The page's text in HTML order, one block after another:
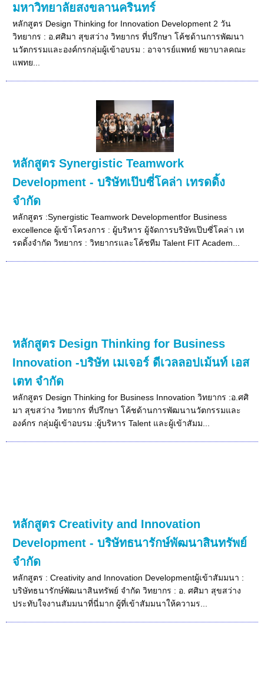
มหาวิทยาลัยสงขลานครินทร์
หลักสูตร Design Thinking for Innovation Development 2 วัน
วิทยากร : อ.ศศิมา สุขสว่าง วิทยากร ที่ปรึกษา โค้ชด้านการพัฒนา
นวัตกรรมและองค์กรกลุ่มผู้เข้าอบรม : อาจารย์แพทย์ พยาบาลคณะ
แพทย...
หลักสูตร Synergistic Teamwork
Development - บริษัทเป๊บซี่โคล่า เทรดดิ้ง
จำกัด
หลักสูตร :Synergistic Teamwork Developmentfor Business
excellence ผู้เข้าโครงการ : ผู้บริหาร ผู้จัดการบริษัทเป๊บซี่โคล่า เท
รดดิ้งจำกัด วิทยากร : วิทยากรและโค้ชทีม Talent FIT Academ...
หลักสูตร Design Thinking for Business
Innovation -บริษัท เมเจอร์ ดีเวลลอปเม้นท์ เอส
เตท จำกัด
หลักสูตร Design Thinking for Business Innovation วิทยากร :อ.ศศิ
มา สุขสว่าง วิทยากร ที่ปรึกษา โค้ชด้านการพัฒนานวัตกรรมและ
องค์กร กลุ่มผู้เข้าอบรม :ผู้บริหาร Talent และผู้เข้าสัมม...
หลักสูตร Creativity and Innovation
Development - บริษัทธนารักษ์พัฒนาสินทรัพย์
จำกัด
หลักสูตร : Creativity and Innovation Developmentผู้เข้าสัมมนา :
บริษัทธนารักษ์พัฒนาสินทรัพย์ จำกัด วิทยากร : อ. ศศิมา สุขสว่าง
ประทับใจงานสัมมนาที่นี่มาก ผู้ที่เข้าสัมมนาให้ความร...